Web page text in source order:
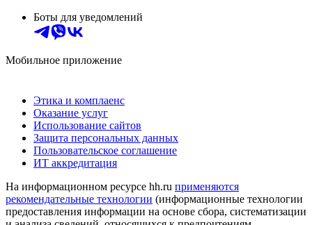
Боты для уведомлений
Мобильное приложение
Этика и комплаенс
Оказание услуг
Использование сайтов
Защита персональных данных
Пользовательское соглашение
ИТ аккредитация
На информационном ресурсе hh.ru применяются
рекомендательные технологии (информационные технологии
предоставления информации на основе сбора, систематизации